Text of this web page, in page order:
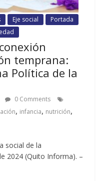
Eje social
Portada
temprana:
Política de la
0 Comments
, infancia, nutrición,
social de la
2024 (Quito Informa). –